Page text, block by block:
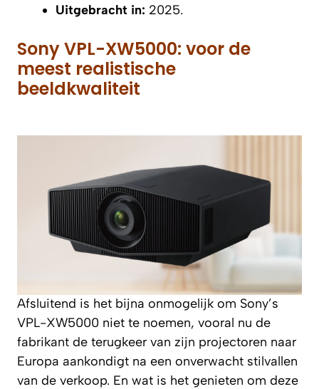
Uitgebracht in: 2025.
Sony VPL-XW5000: voor de
meest realistische
beeldkwaliteit
Afsluitend is het bijna onmogelijk om Sony’s
VPL-XW5000 niet te noemen, vooral nu de
fabrikant de terugkeer van zijn projectoren naar
Europa aankondigt na een onverwacht stilvallen
van de verkoop. En wat is het genieten om deze